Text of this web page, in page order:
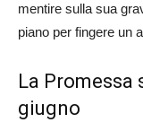
mentire sulla sua
piano per fingere un
La Promessa
giugno